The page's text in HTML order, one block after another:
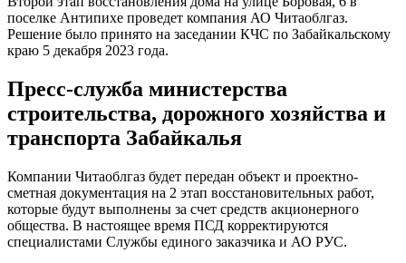
поселке Антипихе проведет компания АО Читаоблгаз.
Решение было принято на заседании КЧС по Забайкальскому
краю 5 декабря 2023 года.
Пресс-служба министерства
строительства, дорожного хозяйства и
транспорта Забайкалья
Компании Читаоблгаз будет передан объект и проектно-
сметная документация на 2 этап восстановительных работ,
которые будут выполнены за счет средств акционерного
общества. В настоящее время ПСД корректируются
специалистами Службы единого заказчика и АО РУС.